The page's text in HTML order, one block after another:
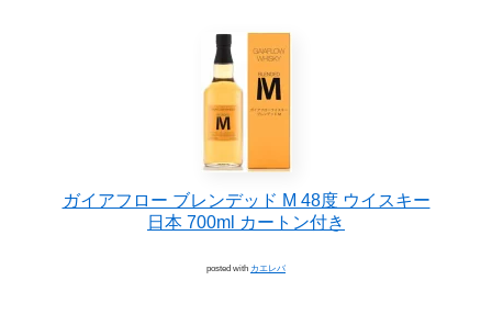
ガイアフロー ブレンデッド M 48度 ウイスキー
日本 700ml カートン付き
posted with カエレバ